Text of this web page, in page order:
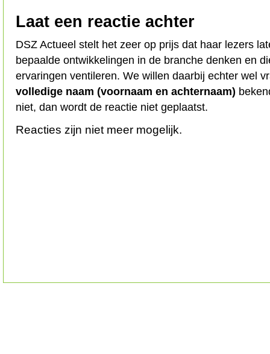
Laat een reactie achter
DSZ Actueel stelt het zeer op prijs dat haar lezers
bepaalde ontwikkelingen in de branche denken en
ervaringen ventileren. We willen daarbij echter wel
volledige naam (voornaam en achternaam)
niet, dan wordt de reactie niet geplaatst.
Reacties zijn niet meer mogelijk.